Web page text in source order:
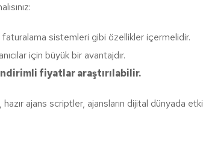
faturalama sistemleri gibi özellikler içermelidir.
için büyük bir avantajdır.
fiyatlar araştırılabilir.
ajans scriptler, ajansların dijital dünyada